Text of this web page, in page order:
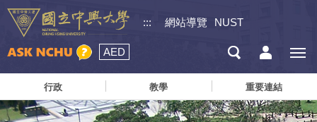
::: 網站導覽 NUST
AED
行政 教學 重要連結